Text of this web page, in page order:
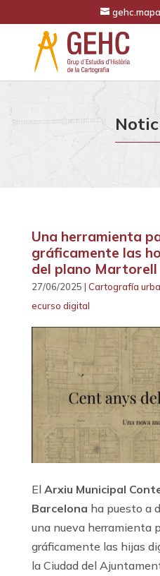
Una herramienta
gráficamente las
del plano Martorell
27/06/2025 | Cartografía
ecurso digital
El Arxiu Municipal
Barcelona ha puesto a
una nueva herramienta
gráficamente las hijas
la Ciudad del